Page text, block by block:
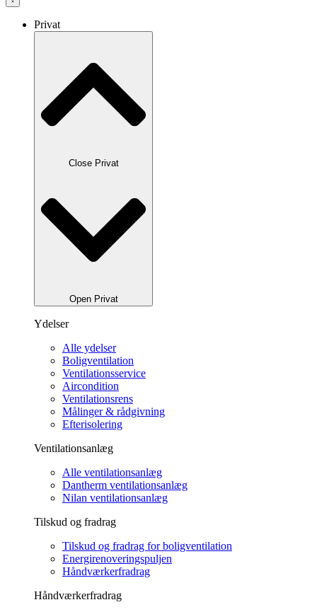
Privat
Close Privat
Open Privat
Ydelser
Alle ydelser
Boligventilation
Ventilationsservice
Aircondition
Ventilationsrens
Målinger & rådgivning
Efterisolering
Ventilationsanlæg
Alle ventilationsanlæg
Dantherm ventilationsanlæg
Nilan ventilationsanlæg
Tilskud og fradrag
Tilskud og fradrag for boligventilation
Energirenoveringspuljen
Håndværkerfradrag
Håndværkerfradrag